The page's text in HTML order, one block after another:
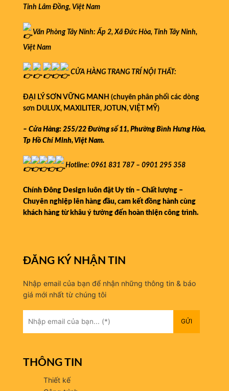
Tỉnh Lâm Đồng, Việt Nam
Văn Phòng Tây Ninh: Ấp 2, Xã Đức Hòa, Tỉnh Tây Ninh,
Việt Nam
CỬA HÀNG TRANG TRÍ NỘI THẤT:
ĐẠI LÝ SƠN VỮNG MANH (chuyên phân phối các dòng
sơn DULUX, MAXILITER, JOTUN, VIỆT MỸ)
– Cửa Hàng: 255/22 Đường số 11, Phường Bình Hưng Hòa,
Tp Hồ Chí Minh, Việt Nam.
Hotline: 0961 831 787 – 0901 295 358
Chính Đông Design luôn đặt Uy tín – Chất lượng –
Chuyên nghiệp lên hàng đầu, cam kết đồng hành cùng
khách hàng từ khâu ý tưởng đến hoàn thiện công trình.
ĐĂNG KÝ NHẬN TIN
Nhập email của bạn để nhận những thông tin & báo
giá mới nhất từ chúng tôi
THÔNG TIN
Thiết kế